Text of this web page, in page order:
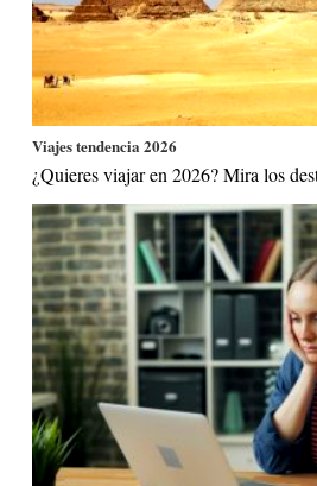
Viajes tendencia 2026
¿Quieres viajar en 2026? Mira los